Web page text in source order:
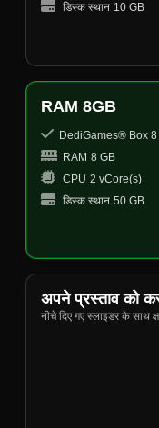
डिस्क स्थान 10 GB
RAM 8GB
DediGames® Box 8
RAM 8 GB
CPU 2 vCore(s)
डिस्क स्थान 50 GB
अपने प्रस्ताव को
नीचे दिए गए स्लाइडर के साथ